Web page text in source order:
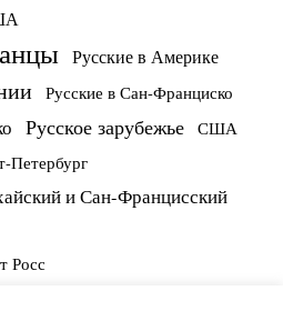
Русские в Америке
Русские в Сан-Франциско
Русское зарубежье США
Петербург
и Сан-Францисский
Росс